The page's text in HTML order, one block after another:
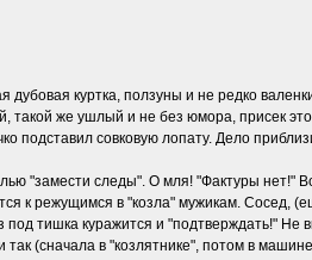
куртка, ползуны и не редко
же ушлый и не без юмора, присек
совковую лопату. Дело
"замести следы". О мля! "Фактуры нет!"
к режущимся в "козла" мужикам. Сосед,
тишка куражится и "подтверждать!" Не
(сначала в "козлятнике", потом в